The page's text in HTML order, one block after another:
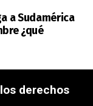
a Sudamérica
¿qué
derechos